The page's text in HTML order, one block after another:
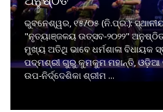
ଭୁବନେଶ୍ୱର, ୧୫/୦୫ (ନି.ପ୍ର.):
"ନୃତ୍ୟାଞ୍ଜଳୟ ଉତ୍ସବ-୨୦୨୨"
ମୁଖ୍ୟ ଅତିଥି ଭାବେ ଧର୍ମଶାଳା ବିଧାୟକ
ପଦ୍ମଶ୍ରୀ ଗୁରୁ କୁମକୁମ ମହାନ୍ତି, ଓଡ଼ିଆ
ଉପ-ନିର୍ଦ୍ଦେଶିକା ଶ୍ରୀମ ...